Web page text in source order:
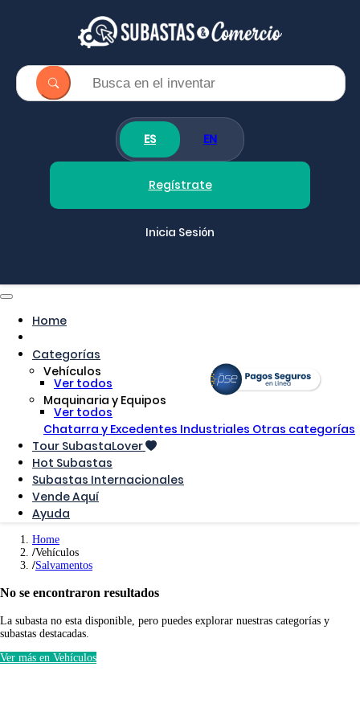
ES EN
Regístrate
Inicia Sesión
Home
Categorías
Vehículos
Ver todos
Maquinaria y Equipos
Ver todos
Chatarra y Excedentes Industriales Otras categorías
Tour SubastaLover
Hot Subastas
Subastas Internacionales
Vende Aquí
Ayuda
Home
Vehículos
Salvamentos
No se encontraron resultados
La subasta no esta disponible, pero puedes explorar nuestras categorías y
subastas destacadas.
Ver más en Vehículos